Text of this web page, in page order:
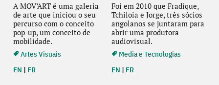
A MOV’ART é uma galeria
de arte que iniciou o seu
percurso com o conceito
pop-up, um conceito de
mobilidade.
Artes Visuais
EN | FR
Foi em 2010 que Fradique,
Tchiloia e Jorge, três sócios
angolanos se juntaram para
abrir uma produtora
audiovisual.
Media e Tecnologias
EN | FR